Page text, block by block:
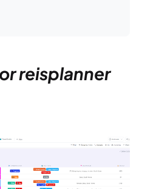
reisplanner